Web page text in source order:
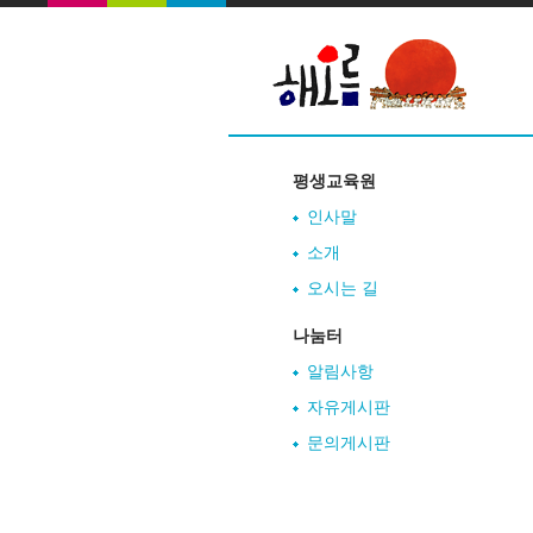
평생교육원
인사말
소개
오시는 길
나눔터
알림사항
자유게시판
문의게시판